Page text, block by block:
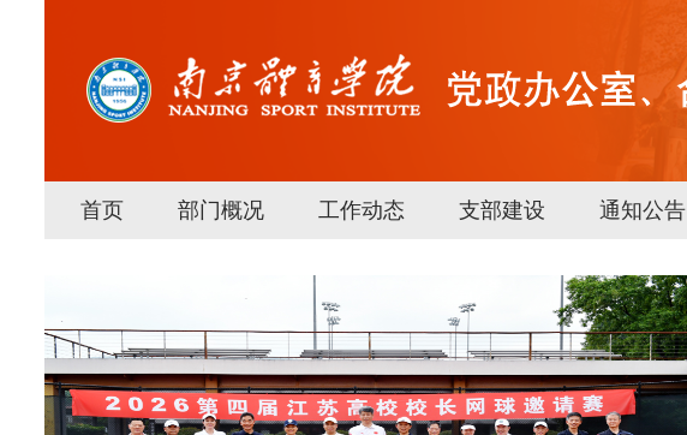
首页 部门概况 工作动态 支部建设 通知公告